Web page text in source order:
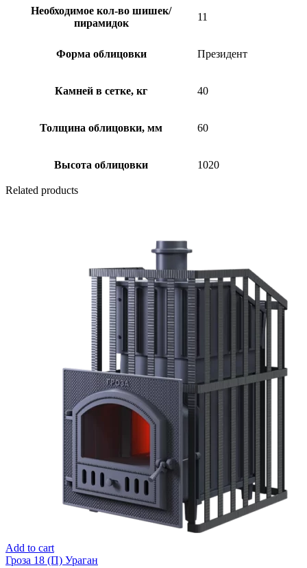
Необходимое кол-во шишек/
пирамидок
11
Форма облицовки Президент
Камней в сетке, кг 40
Толщина облицовки, мм 60
Высота облицовки 1020
Related products
Add to cart
Гроза 18 (П) Ураган